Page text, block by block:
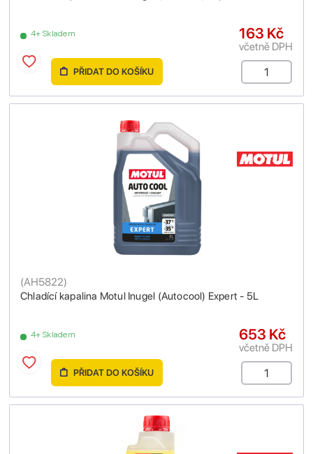
4+ Skladem 163 Kč
včetně DPH
PŘIDAT DO KOŠÍKU
Chladící kapalina Motul Inugel (Autocool) Expert - 5L
(AH5822)
4+ Skladem 653 Kč
včetně DPH
PŘIDAT DO KOŠÍKU